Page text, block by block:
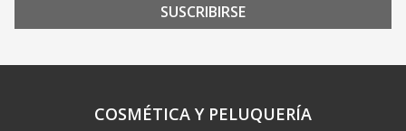
SUSCRIBIRSE
COSMÉTICA Y PELUQUERÍA